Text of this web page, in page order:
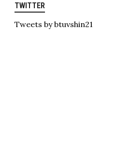
TWITTER
Tweets by btuvshin21